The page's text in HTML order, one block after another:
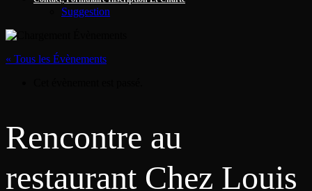
Suggestion
« Tous les Évènements
Rencontre au
restaurant Chez Louis